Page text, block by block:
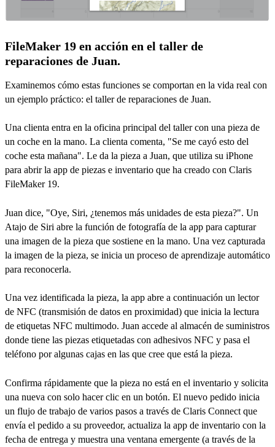
FileMaker 19 en acción en el taller de
reparaciones de Juan.
Examinemos cómo estas funciones se comportan en la vida real con
un ejemplo práctico: el taller de reparaciones de Juan.
Una clienta entra en la oficina principal del taller con una pieza de
un coche en la mano. La clienta comenta, "Se me cayó esto del
coche esta mañana". Le da la pieza a Juan, que utiliza su iPhone
para abrir la app de piezas e inventario que ha creado con Claris
FileMaker 19.
Juan dice, "Oye, Siri, ¿tenemos más unidades de esta pieza?". Un
Atajo de Siri abre la función de fotografía de la app para capturar
una imagen de la pieza que sostiene en la mano. Una vez capturada
la imagen de la pieza, se inicia un proceso de aprendizaje automático
para reconocerla.
Una vez identificada la pieza, la app abre a continuación un lector
de NFC (transmisión de datos en proximidad) que inicia la lectura
de etiquetas NFC multimodo. Juan accede al almacén de suministros
donde tiene las piezas etiquetadas con adhesivos NFC y pasa el
teléfono por algunas cajas en las que cree que está la pieza.
Confirma rápidamente que la pieza no está en el inventario y solicita
una nueva con solo hacer clic en un botón. El nuevo pedido inicia
un flujo de trabajo de varios pasos a través de Claris Connect que
envía el pedido a su proveedor, actualiza la app de inventario con la
fecha de entrega y muestra una ventana emergente (a través de la